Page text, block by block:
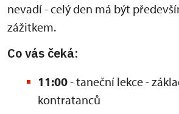
nevadí - celý den má být
zážitkem.
Co vás čeká:
11:00- taneční lekce -
kontratanců